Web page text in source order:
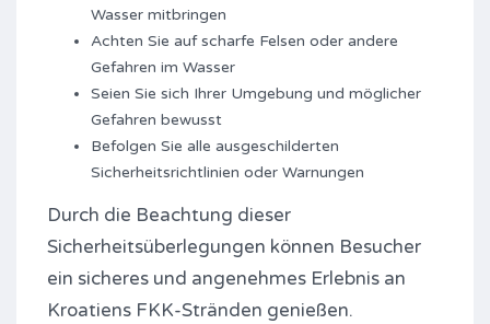
Wasser mitbringen
Achten Sie auf scharfe Felsen oder andere
Gefahren im Wasser
Seien Sie sich Ihrer Umgebung und möglicher
Gefahren bewusst
Befolgen Sie alle ausgeschilderten
Sicherheitsrichtlinien oder Warnungen
Durch die Beachtung dieser
Sicherheitsüberlegungen können Besucher
ein sicheres und angenehmes Erlebnis an
Kroatiens FKK-Stränden genießen.